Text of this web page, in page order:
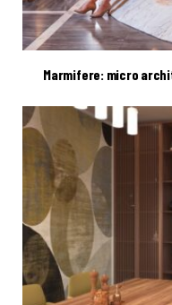
Marmifere: micro